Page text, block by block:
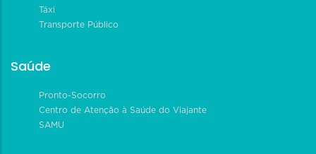
Táxi
Transporte Público
Saúde
Pronto-Socorro
Centro de Atenção à Saúde do Viajante
SAMU